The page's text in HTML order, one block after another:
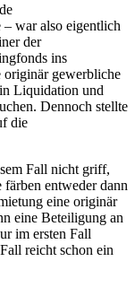
war also eigentlich
der
ins
originär gewerbliche
Liquidation und
Dennoch stellte
die
Fall nicht griff,
entweder dann
eine originär
eine Beteiligung an
im ersten Fall
reicht schon ein